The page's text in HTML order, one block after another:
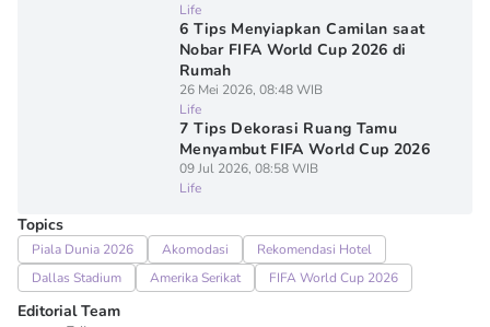
Life
6 Tips Menyiapkan Camilan saat
Nobar FIFA World Cup 2026 di
Rumah
26 Mei 2026, 08:48 WIB
Life
7 Tips Dekorasi Ruang Tamu
Menyambut FIFA World Cup 2026
09 Jul 2026, 08:58 WIB
Life
Topics
Piala Dunia 2026 Akomodasi
Rekomendasi Hotel
Dallas Stadium
Amerika Serikat FIFA World Cup 2026
Editorial Team